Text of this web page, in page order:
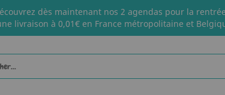
dès maintenant nos 2 agendas pour la
livraison à 0,01€ en France métropolitaine et